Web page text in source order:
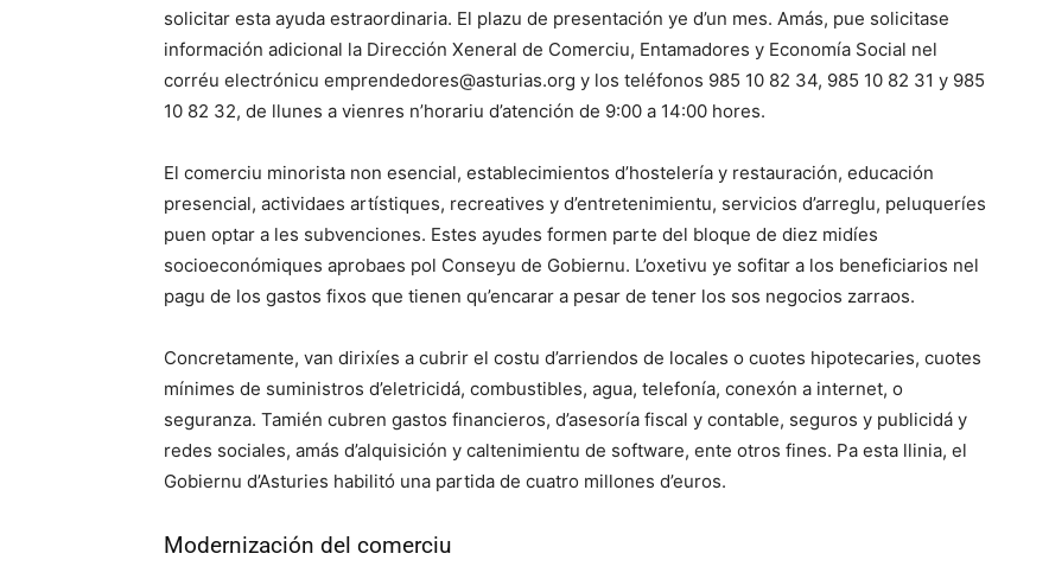
solicitar esta ayuda estraordinaria. El plazu de presentación ye d’un mes. Amás, pue solicitase
información adicional la Dirección Xeneral de Comerciu, Entamadores y Economía Social nel
corréu electrónicu emprendedores@asturias.org y los teléfonos 985 10 82 34, 985 10 82 31 y 985
10 82 32, de llunes a vienres n’horariu d’atención de 9:00 a 14:00 hores.
El comerciu minorista non esencial, establecimientos d’hostelería y restauración, educación
presencial, actividaes artístiques, recreatives y d’entretenimientu, servicios d’arreglu, peluqueríes
puen optar a les subvenciones. Estes ayudes formen parte del bloque de diez midíes
socioeconómiques aprobaes pol Conseyu de Gobiernu. L’oxetivu ye sofitar a los beneficiarios nel
pagu de los gastos fixos que tienen qu’encarar a pesar de tener los sos negocios zarraos.
Concretamente, van dirixíes a cubrir el costu d’arriendos de locales o cuotes hipotecaries, cuotes
mínimes de suministros d’eletricidá, combustibles, agua, telefonía, conexón a internet, o
seguranza. Tamién cubren gastos financieros, d’asesoría fiscal y contable, seguros y publicidá y
redes sociales, amás d’alquisición y caltenimientu de software, ente otros fines. Pa esta llinia, el
Gobiernu d’Asturies habilitó una partida de cuatro millones d’euros.
Modernización del comerciu